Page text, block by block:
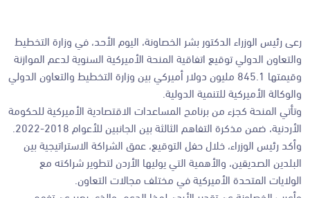
رعى رئيس الوزراء الدكتور بشر الخصاونة، اليوم الأحد، في وزارة التخطيط
والتعاون الدولي توقيع اتفاقية المنحة الأميركية السنوية لدعم الموازنة
وقيمتها 845.1 مليون دولار أميركي بين وزارة التخطيط والتعاون الدولي
والوكالة الأميركية للتنمية الدولية.
وتأتي المنحة كجزء من برنامج المساعدات الاقتصادية الأميركية للحكومة
الأردنية، ضمن مذكرة التفاهم الثالثة بين الجانبين للأعوام 2018-2022.
وأكد رئيس الوزراء، خلال حفل التوقيع، عمق الشراكة الاستراتيجية بين
البلدين الصديقين، والأهمية التي يوليها الأردن لتطوير شراكته مع
الولايات المتحدة الأميركية في مختلف مجالات التعاون.